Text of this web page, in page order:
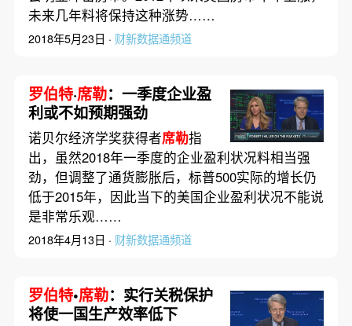
未来几年料将保持这种涨势……
2018年5月23日 · 财新数据通频道
罗伯特·席勒：一季度企业盈
利或不如预期强劲
诺贝尔经济学奖获得者席勒指
出，虽然2018年一季度的企业盈利状况料相当强
劲，但调整了通货膨胀后，标普500实际的增长仍
低于2015年，因此当下的美国企业盈利状况不能说
是非常乐观……
2018年4月13日 · 财新数据通频道
罗伯特•席勒：实行关税保护
将使一国生产效率低下